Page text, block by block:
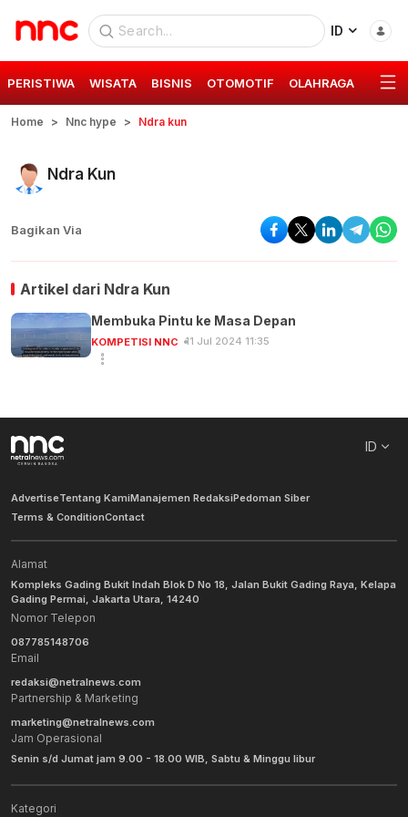
ID
PERISTIWA WISATA BISNIS OTOMOTIF OLAHRAGA GAYA
Home Nnc hype Ndra kun
Ndra Kun
Bagikan Via
Artikel dari Ndra Kun
Membuka Pintu ke Masa Depan
KOMPETISI NNC 11 Jul 2024 11:35
ID
AdvertiseTentang KamiManajemen RedaksiPedoman Siber
Terms & ConditionContact
Alamat
Kompleks Gading Bukit Indah Blok D No 18, Jalan Bukit Gading Raya, Kelapa
Gading Permai, Jakarta Utara, 14240
Nomor Telepon
087785148706
Email
redaksi@netralnews.com
Partnership & Marketing
marketing@netralnews.com
Jam Operasional
Senin s/d Jumat jam 9.00 - 18.00 WIB, Sabtu & Minggu libur
Kategori